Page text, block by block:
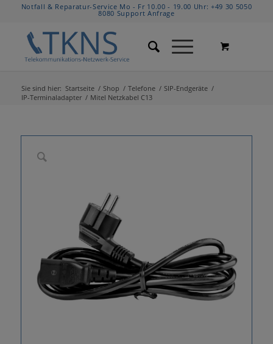
Notfall & Reparatur-Service Mo - Fr 10.00 - 19.00 Uhr:+49 30 5050
8080 Support Anfrage
Sie sind hier: Startseite / Shop / Telefone / SIP-Endgeräte /
IP-Terminaladapter / Mitel Netzkabel C13